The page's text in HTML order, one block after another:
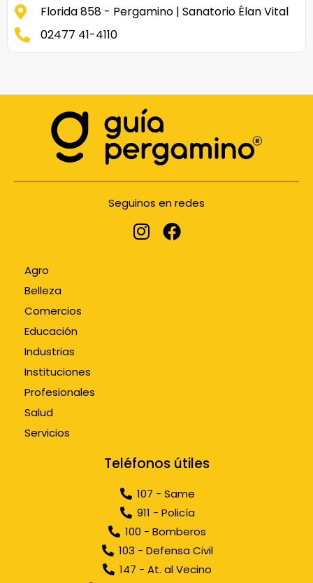
Florida 858 - Pergamino | Sanatorio Élan Vital
02477 41-4110
Seguinos en redes
Agro
Belleza
Comercios
Educación
Industrias
Instituciones
Profesionales
Salud
Servicios
Teléfonos útiles
107 - Same
911 - Policía
100 - Bomberos
103 - Defensa Civil
147 - At. al Vecino